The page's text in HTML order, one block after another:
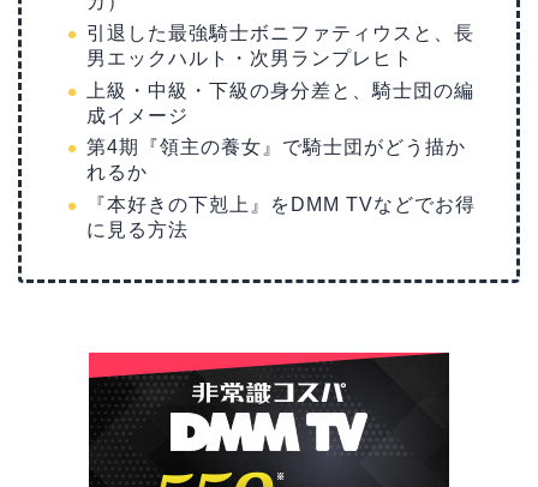
引退した最強騎士ボニファティウスと、長
男エックハルト・次男ランプレヒト
上級・中級・下級の身分差と、騎士団の編
成イメージ
第4期『領主の養女』で騎士団がどう描か
れるか
『本好きの下剋上』をDMM TVなどでお得
に見る方法